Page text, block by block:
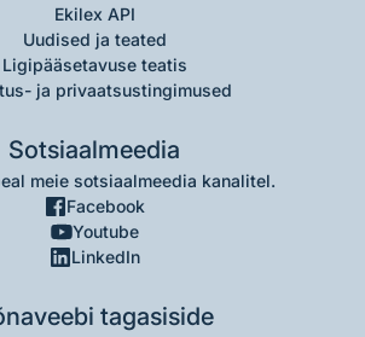
Ekilex API
Uudised ja teated
Ligipääsetavuse teatis
ja privaatsustingimused
Sotsiaalmeedia
meie sotsiaalmeedia kanalitel.
Facebook
Youtube
LinkedIn
tagasiside